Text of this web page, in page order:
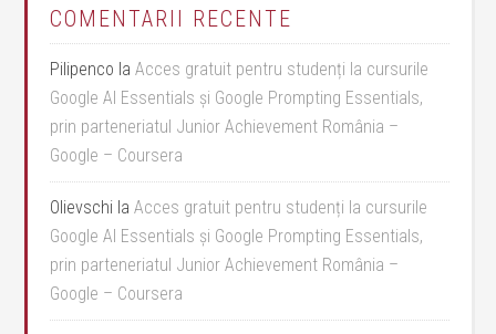
COMENTARII RECENTE
Pilipenco laAcces gratuit pentru studenți la cursurile
Google AI Essentials și Google Prompting Essentials,
prin parteneriatul Junior Achievement România –
Google – Coursera
Olievschi laAcces gratuit pentru studenți la cursurile
Google AI Essentials și Google Prompting Essentials,
prin parteneriatul Junior Achievement România –
Google – Coursera